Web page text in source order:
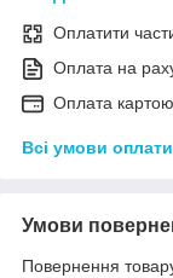
Оплатити
Оплата на
Оплата
Всі умови оплати
Умови
Повернення